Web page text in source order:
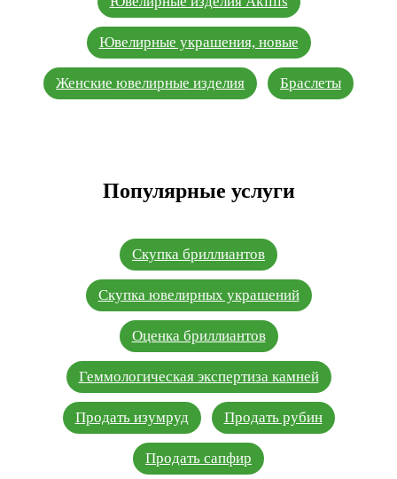
Ювелирные украшения, новые
Женские ювелирные изделия Браслеты
Популярные услуги
Скупка бриллиантов
Скупка ювелирных украшений
Оценка бриллиантов
Геммологическая экспертиза камней
Продать изумруд Продать рубин
Продать сапфир